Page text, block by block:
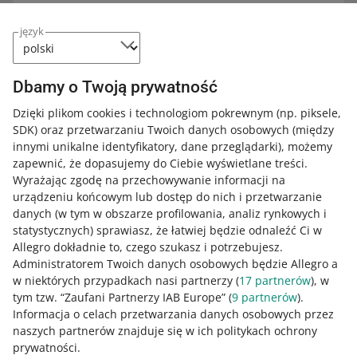
język
Dbamy o Twoją prywatność
Dzięki plikom cookies i technologiom pokrewnym (np. piksele,
SDK) oraz przetwarzaniu Twoich danych osobowych (między
innymi unikalne identyfikatory, dane przeglądarki), możemy
zapewnić, że dopasujemy do Ciebie wyświetlane treści.
Wyrażając zgodę na przechowywanie informacji na
urządzeniu końcowym lub dostęp do nich i przetwarzanie
danych (w tym w obszarze profilowania, analiz rynkowych i
statystycznych) sprawiasz, że łatwiej będzie odnaleźć Ci w
Allegro dokładnie to, czego szukasz i potrzebujesz.
Administratorem Twoich danych osobowych będzie Allegro a
w niektórych przypadkach nasi partnerzy (17 partnerów), w
tym tzw. “Zaufani Partnerzy IAB Europe” (9 partnerów).
Informacja o celach przetwarzania danych osobowych przez
naszych partnerów znajduje się w ich politykach ochrony
prywatności.
Godziny graniczne firmy
stronie
. Są to godziny, do których najpóźniej możesz:
zlecić jednorazowy podjazd kuriera.
Zobacz,jak ustawić godzinę wysyłki tego samego dnia.
Dowiedz się też,jak odpowiednio zapakować przesyłkę i
jakich produktów nie możesz wysyłać z Allegro
International Czechy .
Jak możesz złożyć reklamację
W ramach metody dostawy Allegro International Czechy
wszystkie reklamacje dotyczące dostawy są obsługiwane
przez Allegro. Jeśli chcesz zgłosić reklamację, skorzystaj z
formularza kontaktowego